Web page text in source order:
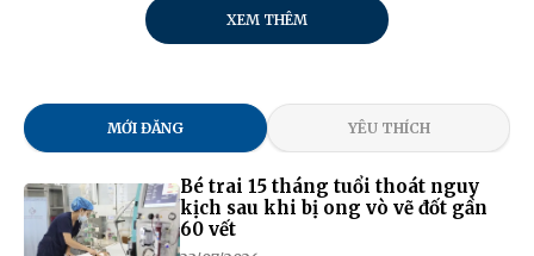
XEM THÊM
MỚI ĐĂNG YÊU THÍCH
Bé trai 15 tháng tuổi thoát nguy
kịch sau khi bị ong vò vẽ đốt gần
60 vết